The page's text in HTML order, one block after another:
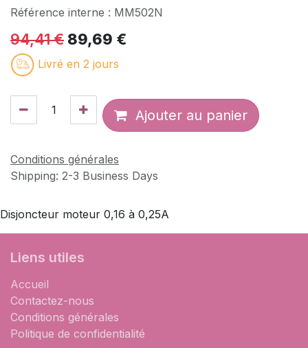
Référence interne : MM502N
94,41€ 89,69 €
Livré en 2 jours
Ajouter au panier
Conditions générales
Shipping: 2-3 Business Days
Disjoncteur moteur 0,16 à 0,25A
Liens utiles
Accueil
Contactez-nous
Conditions générales
Politique de confidentialité